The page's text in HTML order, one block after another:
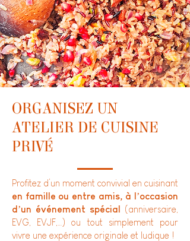
ORGANISEZ UN
ATELIER DE CUISINE
PRIVÉ
Profitez d’un moment convivial en cuisinant
en famille ou entre amis, à l’occasion
d’un événement spécial
(anniversaire,
EVG, EVJF,…) ou tout simplement pour
vivre une expérience originale et ludique !